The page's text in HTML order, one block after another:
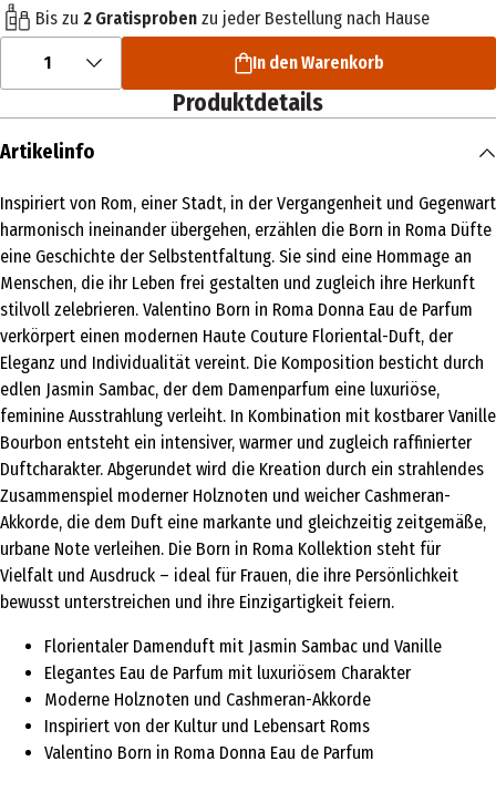
Bis zu 2 Gratisproben zu jeder Bestellung nach Hause
1 In den Warenkorb
Produktdetails
Artikelinfo
Inspiriert von Rom, einer Stadt, in der Vergangenheit und Gegenwart
harmonisch ineinander übergehen, erzählen die Born in Roma Düfte
eine Geschichte der Selbstentfaltung. Sie sind eine Hommage an
Menschen, die ihr Leben frei gestalten und zugleich ihre Herkunft
stilvoll zelebrieren. Valentino Born in Roma Donna Eau de Parfum
verkörpert einen modernen Haute Couture Floriental-Duft, der
Eleganz und Individualität vereint. Die Komposition besticht durch
edlen Jasmin Sambac, der dem Damenparfum eine luxuriöse,
feminine Ausstrahlung verleiht. In Kombination mit kostbarer Vanille
Bourbon entsteht ein intensiver, warmer und zugleich raffinierter
Duftcharakter. Abgerundet wird die Kreation durch ein strahlendes
Zusammenspiel moderner Holznoten und weicher Cashmeran-
Akkorde, die dem Duft eine markante und gleichzeitig zeitgemäße,
urbane Note verleihen. Die Born in Roma Kollektion steht für
Vielfalt und Ausdruck – ideal für Frauen, die ihre Persönlichkeit
bewusst unterstreichen und ihre Einzigartigkeit feiern.
Florientaler Damenduft mit Jasmin Sambac und Vanille
Elegantes Eau de Parfum mit luxuriösem Charakter
Moderne Holznoten und Cashmeran-Akkorde
Inspiriert von der Kultur und Lebensart Roms
Valentino Born in Roma Donna Eau de Parfum